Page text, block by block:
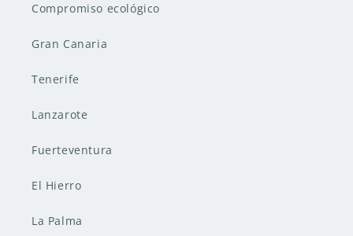
Compromiso ecológico
Gran Canaria
Tenerife
Lanzarote
Fuerteventura
El Hierro
La Palma